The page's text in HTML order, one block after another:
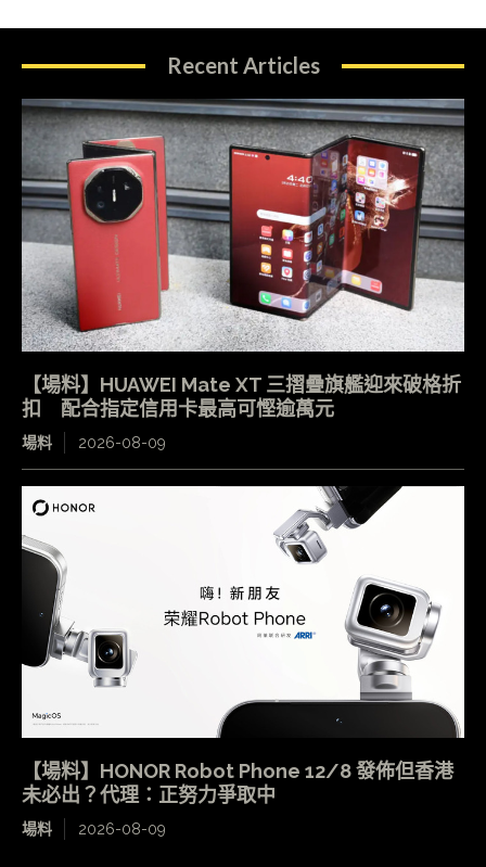
Recent Articles
【場料】HUAWEI Mate XT 三摺疊旗艦迎來破格折
扣 配合指定信用卡最高可慳逾萬元
場料 2026-08-09
【場料】HONOR Robot Phone 12/8 發佈但香港
未必出？代理：正努力爭取中
場料 2026-08-09